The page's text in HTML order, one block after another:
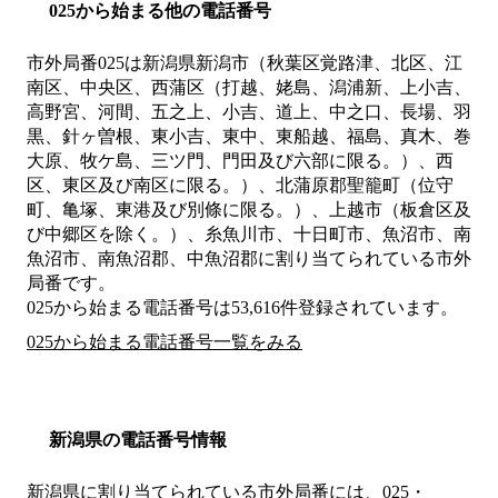
025から始まる他の電話番号
市外局番025は新潟県新潟市（秋葉区覚路津、北区、江
南区、中央区、西蒲区（打越、姥島、潟浦新、上小吉、
高野宮、河間、五之上、小吉、道上、中之口、長場、羽
黒、針ヶ曽根、東小吉、東中、東船越、福島、真木、巻
大原、牧ケ島、三ツ門、門田及び六部に限る。）、西
区、東区及び南区に限る。）、北蒲原郡聖籠町（位守
町、亀塚、東港及び別條に限る。）、上越市（板倉区及
び中郷区を除く。）、糸魚川市、十日町市、魚沼市、南
魚沼市、南魚沼郡、中魚沼郡に割り当てられている市外
局番です。
025から始まる電話番号は53,616件登録されています。
025から始まる電話番号一覧をみる
新潟県の電話番号情報
新潟県に割り当てられている市外局番には、025・